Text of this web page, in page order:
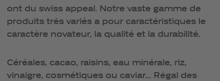
ont du swiss appeal. Notre vaste gamme de
produits très variés a pour caractéristiques le
caractère novateur, la qualité et la durabilité.
Céréales, cacao, raisins, eau minérale, riz,
vinaigre, cosmétiques ou caviar... Régal des